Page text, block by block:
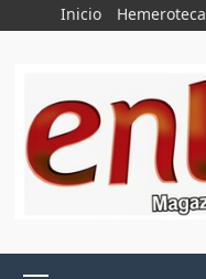
Inicio Hemeroteca